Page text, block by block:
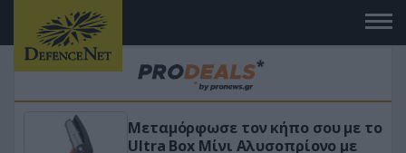
κήπο σου με το
με
«Μαγική» φόρμουλα